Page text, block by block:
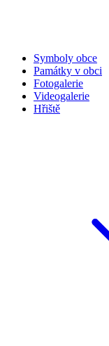
Symboly obce
Památky v obci
Fotogalerie
Videogalerie
Hřiště